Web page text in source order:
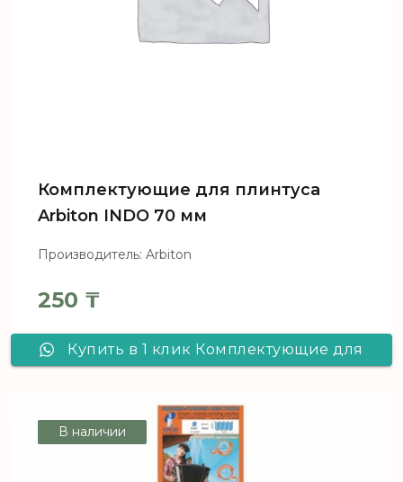
Комплектующие для плинтуса
Arbiton INDO 70 мм
Производитель: Arbiton
250 ₸
Купить в 1 клик Комплектующие для
В наличии